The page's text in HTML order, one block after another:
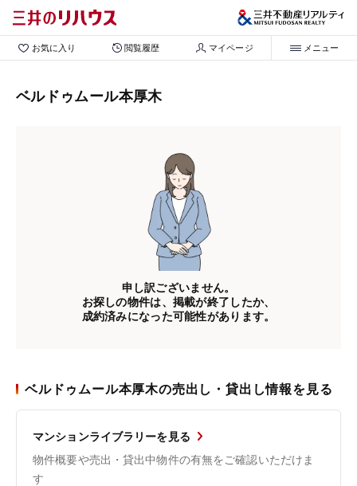
お気に入り 閲覧履歴 マイページ メニュー
ベルドゥムール本厚木
申し訳ございません。
お探しの物件は、掲載が終了したか、
成約済みになった可能性があります。
ベルドゥムール本厚木の売出し・貸出し情報を見る
マンションライブラリーを見る
物件概要や売出・貸出中物件の有無をご確認いただけま
す